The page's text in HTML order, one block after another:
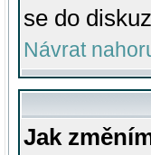
se do
Návrat
Jak